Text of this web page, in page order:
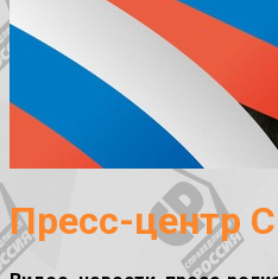
Пресс-центр